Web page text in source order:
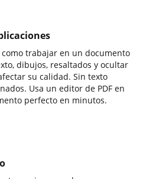
trabajar en un documento
dibujos, resaltados y ocultar
su calidad. Sin texto
Usa un editor de PDF en
perfecto en minutos.